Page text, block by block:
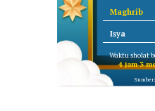
Maghrib
Isya
Waktu sholat
4 jam 3